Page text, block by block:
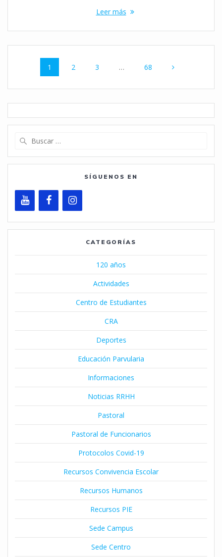
Leer más
Navegación
Página
1 Página
2 Página
3 … Página
68
SÍGUENOS EN
CATEGORÍAS
120 años
Actividades
Centro de Estudiantes
CRA
Deportes
Educación Parvularia
Informaciones
Noticias RRHH
Pastoral
Pastoral de Funcionarios
Protocolos Covid-19
Recursos Convivencia Escolar
Recursos Humanos
Recursos PIE
Sede Campus
Sede Centro